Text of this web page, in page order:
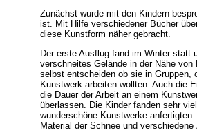
Zunächst wurde mit den Kindern
ist. Mit Hilfe verschiedener Bücher
diese Kunstform näher gebracht.
Der erste Ausflug fand im Winter statt
verschneites Gelände in der Nähe
selbst entscheiden ob sie in Gruppen,
Kunstwerk arbeiten wollten. Auch die
die Dauer der Arbeit an einem
überlassen. Die Kinder fanden sehr
wunderschöne Kunstwerke
Material der Schnee und verschiedene